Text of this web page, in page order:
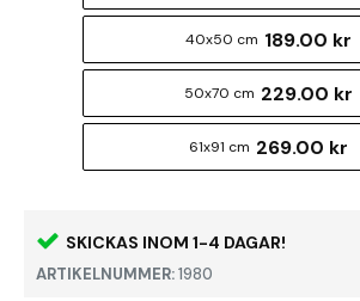
SKICKAS INOM 1-4 DAGAR!
ARTIKELNUMMER:1980
40x50 cm 189.00 kr
50x70 cm 229.00 kr
61x91 cm 269.00 kr